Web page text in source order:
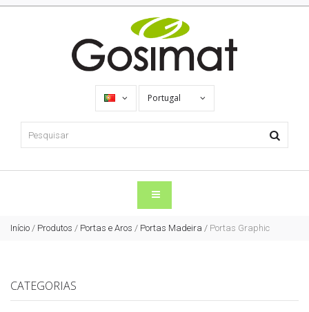
Portugal
Início / Produtos / Portas e Aros / Portas Madeira / Portas Graphic
CATEGORIAS